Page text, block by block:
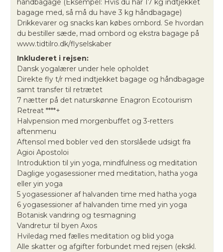
håndbagage (Eksempel: Hvis du har 17 kg indtjekket
bagage med, så må du have 3 kg håndbagage)
Drikkevarer og snacks kan købes ombord. Se hvordan
du bestiller sæde, mad ombord og ekstra bagage på
www.tidtilro.dk/flyselskaber
Inkluderet i rejsen:
Dansk yogalærer under hele opholdet
Direkte fly t/r med indtjekket bagage og håndbagage
samt transfer til retrætet
7 nætter på det naturskønne Enagron Ecotourism
Retreat ****+
Halvpension med morgenbuffet og 3-retters
aftenmenu
Aftensol med bobler ved den storslåede udsigt fra
Agioi Apostoloi
Introduktion til yin yoga, mindfulness og meditation
Daglige yogasessioner med meditation, hatha yoga
eller yin yoga
5 yogasessioner af halvanden time med hatha yoga
6 yogasessioner af halvanden time med yin yoga
Botanisk vandring og tesmagning
Vandretur til byen Axos
Hviledag med fælles meditation og blid yoga
Alle skatter og afgifter forbundet med rejsen (ekskl.